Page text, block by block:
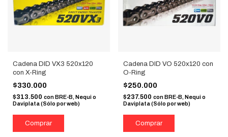
Cadena DID VX3 520x120
con X-Ring
$330.000
$313.500 conBRE-B, Nequi o
Daviplata (Sólo por web)
Cadena DID VO 520x120 con
O-Ring
$250.000
$237.500 con BRE-B, Nequi o
Daviplata (Sólo por web)